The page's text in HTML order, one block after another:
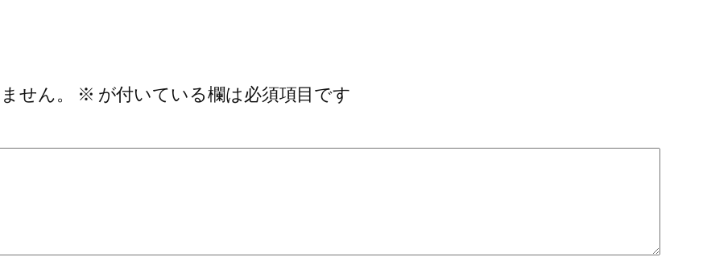
せん。
※ が付いている欄は必須項目です